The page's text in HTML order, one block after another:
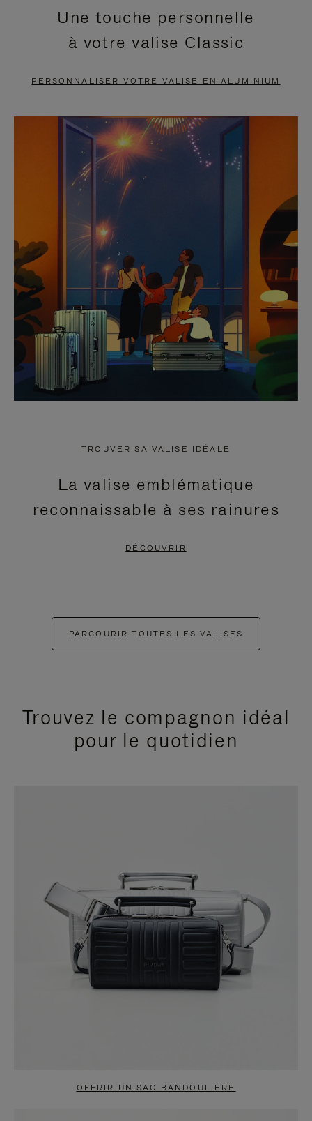
EN
PAUSE,
APPUYEZ
POUR
METTRE
PAUSE
VIDÉO
EST
DÉSACTIVÉ.
CLIQUER
POUR
RÉACTIVER
LE
SON
Une touche personnelle
à votre valise Classic
PERSONNALISER VOTRE VALISE EN ALUMINIUM
TROUVER SA VALISE IDÉALE
La valise emblématique
reconnaissable à ses rainures
DÉCOUVRIR
PARCOURIR TOUTES LES VALISES
Trouvez le compagnon idéal
pour le quotidien
OFFRIR UN SAC BANDOULIÈRE